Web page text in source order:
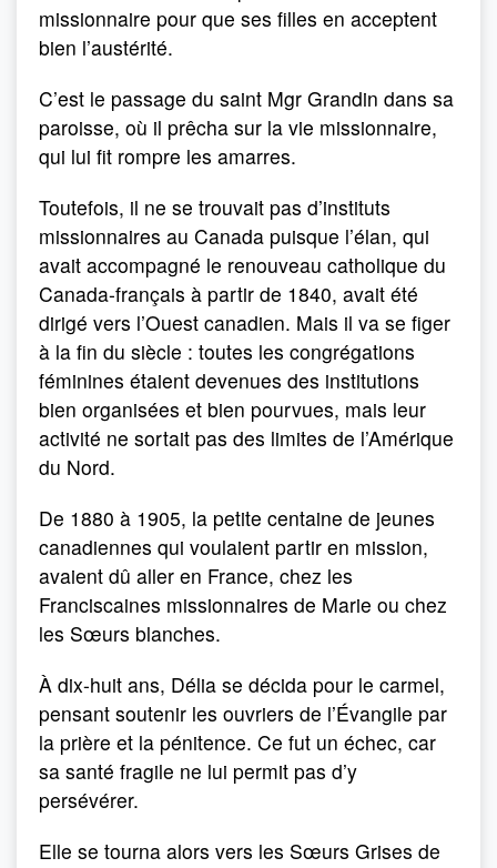
missionnaire pour que ses filles en acceptent
bien l’austérité.
C’est le passage du saint Mgr Grandin dans sa
paroisse, où il prêcha sur la vie missionnaire,
qui lui fit rompre les amarres.
Toutefois, il ne se trouvait pas d’instituts
missionnaires au Canada puisque l’élan, qui
avait accompagné le renouveau catholique du
Canada-français à partir de 1840, avait été
dirigé vers l’Ouest canadien. Mais il va se figer
à la fin du siècle : toutes les congrégations
féminines étaient devenues des institutions
bien organisées et bien pourvues, mais leur
activité ne sortait pas des limites de l’Amérique
du Nord.
De 1880 à 1905, la petite centaine de jeunes
canadiennes qui voulaient partir en mission,
avaient dû aller en France, chez les
Franciscaines missionnaires de Marie ou chez
les Sœurs blanches.
À dix-huit ans, Délia se décida pour le carmel,
pensant soutenir les ouvriers de l’Évangile par
la prière et la pénitence. Ce fut un échec, car
sa santé fragile ne lui permit pas d’y
persévérer.
Elle se tourna alors vers les Sœurs Grises de